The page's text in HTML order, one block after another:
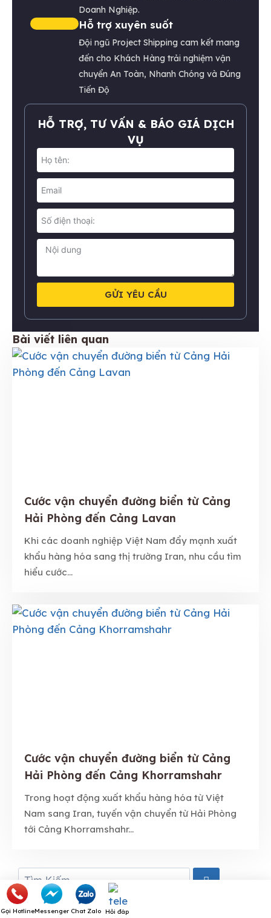
Doanh Nghiệp.
Hỗ trợ xuyên suốt
Đội ngũ Project Shipping cam kết mang
đến cho Khách Hàng trải nghiệm vận
chuyển An Toàn, Nhanh Chóng và Đúng
Tiến Độ
HỖ TRỢ, TƯ VẤN & BÁO GIÁ DỊCH
VỤ
GỬI YÊU CẦU
Bài viết liên quan
Cước vận chuyển đường biển từ Cảng
Hải Phòng đến Cảng Lavan
Khi các doanh nghiệp Việt Nam đẩy mạnh xuất
khẩu hàng hóa sang thị trường Iran, nhu cầu tìm
hiểu cước...
Cước vận chuyển đường biển từ Cảng
Hải Phòng đến Cảng Khorramshahr
Trong hoạt động xuất khẩu hàng hóa từ Việt
Nam sang Iran, tuyến vận chuyển từ Hải Phòng
tới Cảng Khorramshahr...
Gọi HotlineMessenger Chat Zalo Hỏi đáp